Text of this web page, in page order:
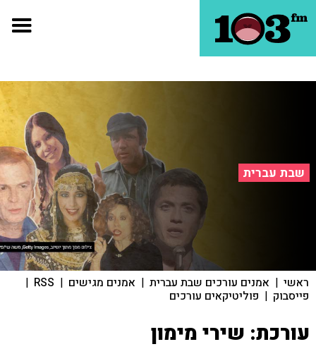
שבת עברית
ראשי | אמנים עורכים שבת עברית | אמנים מגישים |
RSS
|
פייסבוק | פוליטיקאים עורכים
עורכת: שירי מימון